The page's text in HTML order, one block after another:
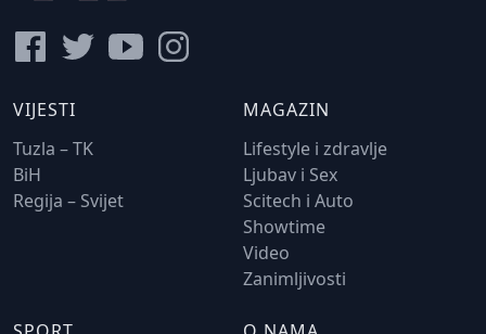
VIJESTI
Tuzla – TK
BiH
Regija – Svijet
MAGAZIN
Lifestyle i zdravlje
Ljubav i Sex
Scitech i Auto
Showtime
Video
Zanimljivosti